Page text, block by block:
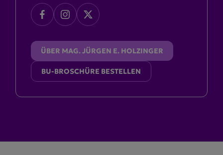
ÜBER MAG. JÜRGEN E. HOLZINGER
BU-BROSCHÜRE BESTELLEN